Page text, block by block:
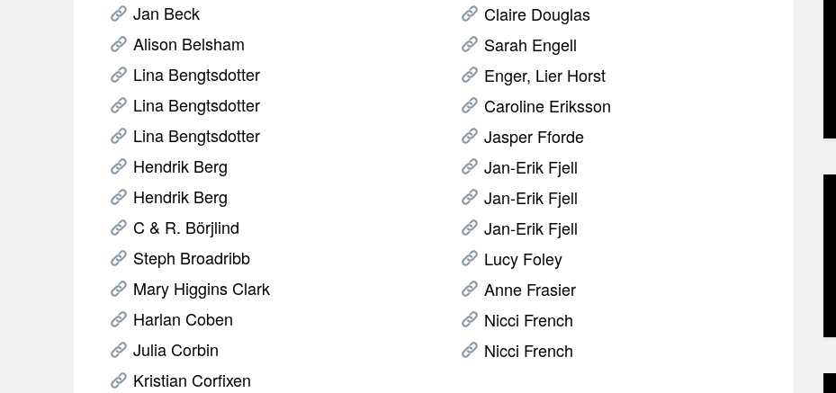
Jan Beck
Alison Belsham
Lina Bengtsdotter
Lina Bengtsdotter
Lina Bengtsdotter
Hendrik Berg
Hendrik Berg
C & R. Börjlind
Steph Broadribb
Mary Higgins Clark
Harlan Coben
Julia Corbin
Kristian Corfixen
Claire Douglas
Sarah Engell
Enger, Lier Horst
Caroline Eriksson
Jasper Fforde
Jan-Erik Fjell
Jan-Erik Fjell
Jan-Erik Fjell
Lucy Foley
Anne Frasier
Nicci French
Nicci French